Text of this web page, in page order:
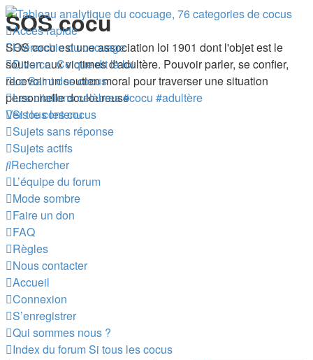
SOS cocu
SOS cocu est une association loi 1901 dont l'objet est le
soutien aux victimes d'adultère. Pouvoir parler, se confier,
recevoir un soutien moral pour traverser une situation
personnelle douloureuse
Vers le contenu
Accès rapide
Hiérarchie du cocuage
Divorce: Ce que dit la loi
Le Saint des cocus
Les citations célèbres #cocu #adultère
Si tous les cocus
Sujets sans réponse
Sujets actifs
Rechercher
L’équipe du forum
Mode sombre
Faire un don
FAQ
Règles
Nous contacter
Accueil
Connexion
S’enregistrer
Qui sommes nous ?
Index du forumSi tous les cocus